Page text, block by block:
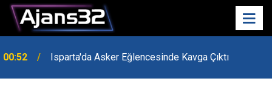
00:52 Isparta'da Asker Eğlencesinde Kavga Çıktı